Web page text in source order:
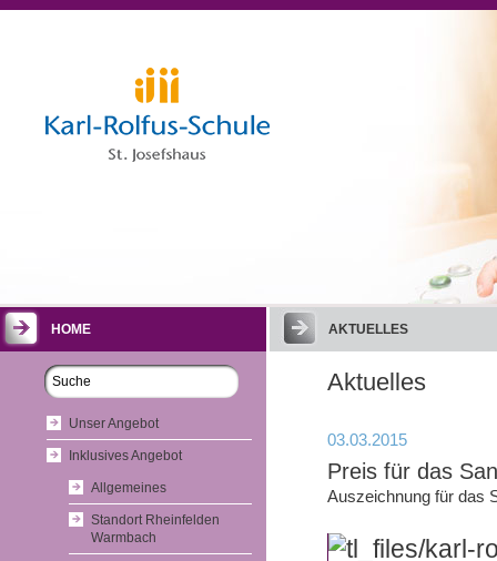
HOME
Unser Angebot
Inklusives Angebot
Allgemeines
Standort Rheinfelden
Warmbach
AKTUELLES
Aktuelles
03.03.2015
Preis für das
Auszeichnung für das